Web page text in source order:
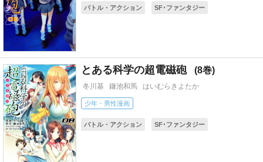
バトル・アクション
SF･ファンタジー
とある科学の超電磁砲 8
冬川基 鎌池和馬 はいむらきよたか
少年・男性漫画
バトル・アクション
SF･ファンタジー